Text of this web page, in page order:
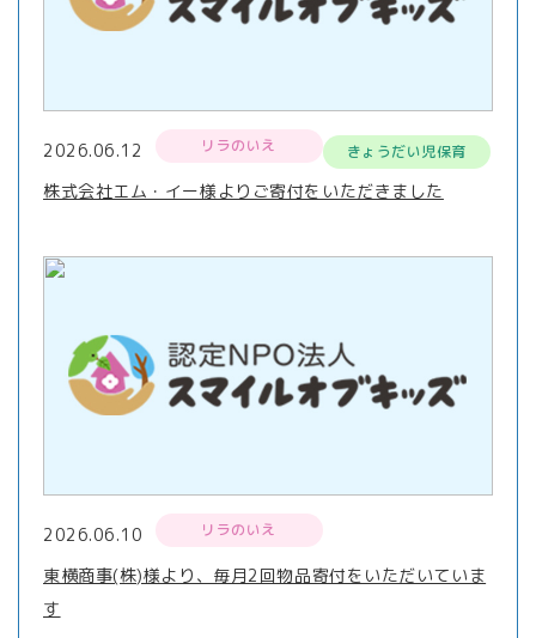
2026.06.12 リラのいえ きょうだい児保育
株式会社エム・イー様よりご寄付をいただきました
2026.06.10 リラのいえ
東横商事(株)様より、毎月2回物品寄付をいただいていま
す